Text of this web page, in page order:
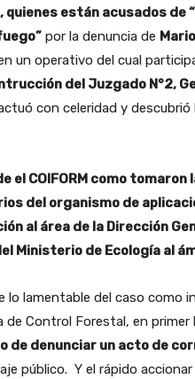
quienes están acusados de
por la denuncia de
un operativo del cual
del Juzgado N°2,
con celeridad y
el COIFORM como
del organismo de
al área de la Dirección
Ministerio de Ecología al
lo lamentable del caso como
de Control Forestal, en primer
de denunciar un acto de
público. Y el rápido